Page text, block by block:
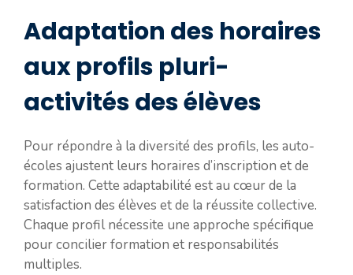
Adaptation des horaires
aux profils pluri-
activités des élèves
Pour répondre à la diversité des profils, les auto-
écoles ajustent leurs horaires d’inscription et de
formation. Cette adaptabilité est au cœur de la
satisfaction des élèves et de la réussite collective.
Chaque profil nécessite une approche spécifique
pour concilier formation et responsabilités
multiples.